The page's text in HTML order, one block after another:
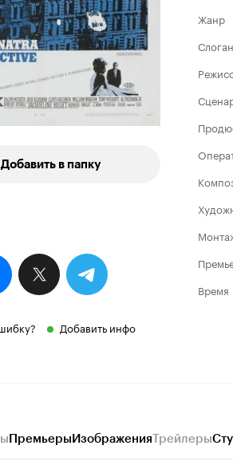
Добавить в папку
Добавить инфо
Жанр
Слоган
Время
ПремьерыИзображенияТрейлеры